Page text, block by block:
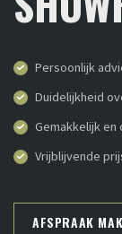
Persoonlijk
Duidelijkheid
Gemakkelijk
Vrijblijvende
AFSPRAAK